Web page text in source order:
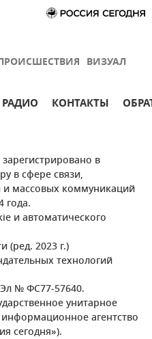
ВИЗУАЛ
РАДИО КОНТАКТЫ
в
в сфере связи,
массовых коммуникаций
года.
и автоматического
(ред. 2023 г.)
технологий
№ ФС77-57640.
унитарное
агентство
сегодня»).